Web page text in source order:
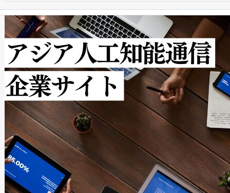
クルの各段階のデータを監視
[…]
で向上し、最大検知距離は
ットだけで最大1キロメート
ルの変電所周囲を監視でき、
作業と点群処理を簡素化でき
Avia 2は、2種類のFOVオプシ
× 80°のノーマルモード、長
ードを切り替えて使用するこ
ることなく、単一のデバイス